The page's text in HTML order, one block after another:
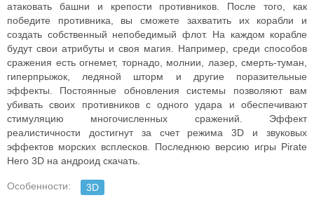
атаковать башни и крепости противников. После того, как
победите противника, вы сможете захватить их корабли и
создать собственный непобедимый флот. На каждом корабле
будут свои атрибуты и своя магия. Например, среди способов
сражения есть огнемет, торнадо, молнии, лазер, смерть-туман,
гиперпрыжок, ледяной шторм и другие поразительные
эффекты. Постоянные обновления системы позволяют вам
убивать своих противников с одного удара и обеспечивают
стимуляцию многочисленных сражений. Эффект
реалистичности достигнут за счет режима 3D и звуковых
эффектов морских всплесков. Последнюю версию игры Pirate
Hero 3D на андроид скачать.
Особенности: 3D